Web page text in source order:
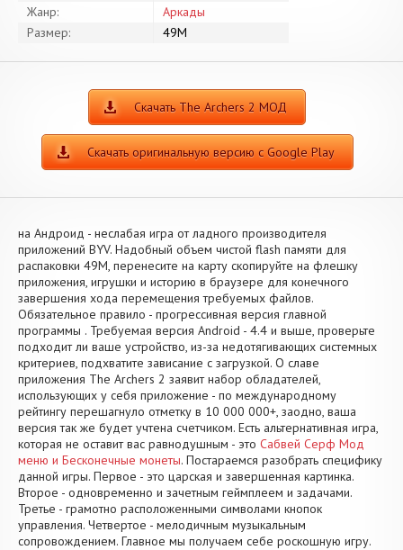
Жанр:
Аркады
Размер:
49M
Скачать The Archers 2 МОД
Скачать оригинальную версию с Google Play
на Андроид - неслабая игра от ладного производителя
приложений BYV. Надобный объем чистой flash памяти для
распаковки 49M, перенесите на карту скопируйте на флешку
приложения, игрушки и историю в браузере для конечного
завершения хода перемещения требуемых файлов.
Обязательное правило - прогрессивная версия главной
программы . Требуемая версия Android - 4.4 и выше, проверьте
подходит ли ваше устройство, из-за недотягивающих системных
критериев, подхватите зависание с загрузкой. О славе
приложения The Archers 2 заявит набор обладателей,
использующих у себя приложение - по международному
рейтингу перешагнуло отметку в 10 000 000+, заодно, ваша
версия так же будет учтена счетчиком. Есть альтернативная игра,
которая не оставит вас равнодушным - это Сабвей Серф Мод
меню и Бесконечные монеты. Постараемся разобрать специфику
данной игры. Первое - это царская и завершенная картинка.
Второе - одновременно и зачетным геймплеем и задачами.
Третье - грамотно расположенными символами кнопок
управления. Четвертое - мелодичным музыкальным
сопровождением. Главное мы получаем себе роскошную игру.